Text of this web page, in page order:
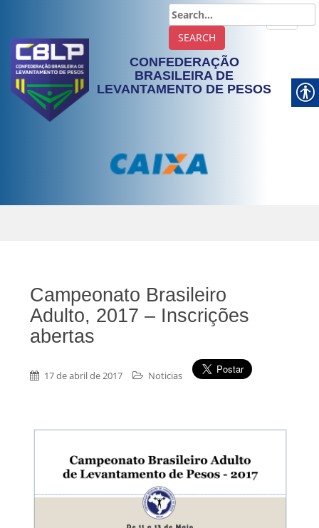
CONFEDERAÇÃO
BRASILEIRA DE
LEVANTAMENTO DE PESOS
Campeonato Brasileiro
Adulto, 2017 – Inscrições
abertas
17 de abril de 2017 Noticias